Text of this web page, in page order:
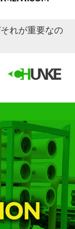
れが重要なの